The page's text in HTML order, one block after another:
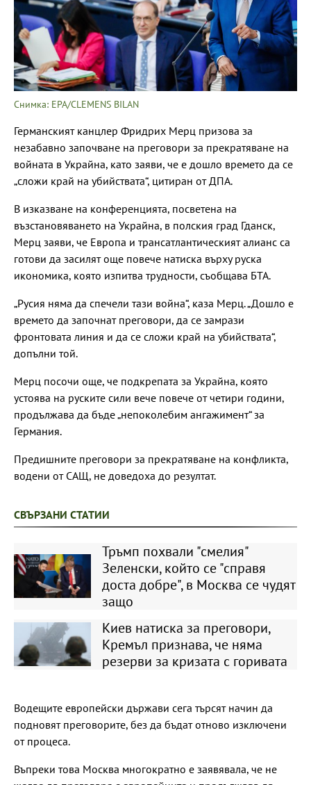
Снимка: EPA/CLEMENS BILAN
Германският канцлер Фридрих Мерц призова за
незабавно започване на преговори за прекратяване на
войната в Украйна, като заяви, че е дошло времето да се
„сложи край на убийствата“, цитиран от ДПА.
В изказване на конференцията, посветена на
възстановяването на Украйна, в полския град Гданск,
Мерц заяви, че Европа и трансатлантическият алианс са
готови да засилят още повече натиска върху руска
икономика, която изпитва трудности, съобщава БТА.
„Русия няма да спечели тази война“, каза Мерц. „Дошло е
времето да започнат преговори, да се замрази
фронтовата линия и да се сложи край на убийствата“,
допълни той.
Мерц посочи още, че подкрепата за Украйна, която
устоява на руските сили вече повече от четири години,
продължава да бъде „непоколебим ангажимент“ за
Германия.
Предишните преговори за прекратяване на конфликта,
водени от САЩ, не доведоха до резултат.
СВЪРЗАНИ СТАТИИ
Тръмп похвали "смелия"
Зеленски, който се "справя
доста добре", в Москва се чудят
защо
Киев натиска за преговори,
Кремъл признава, че няма
резерви за кризата с горивата
Водещите европейски държави сега търсят начин да
подновят преговорите, без да бъдат отново изключени
от процеса.
Въпреки това Москва многократно е заявявала, че не